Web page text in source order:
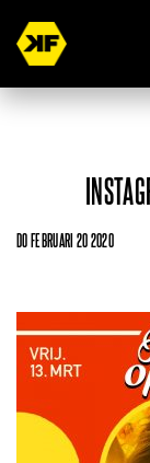
DO FEBRUARI 20 2020